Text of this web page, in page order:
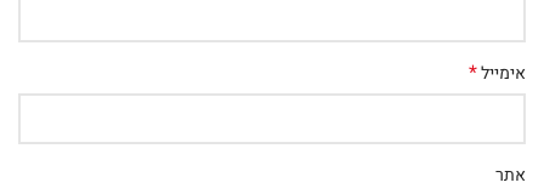
אימייל*
אתר